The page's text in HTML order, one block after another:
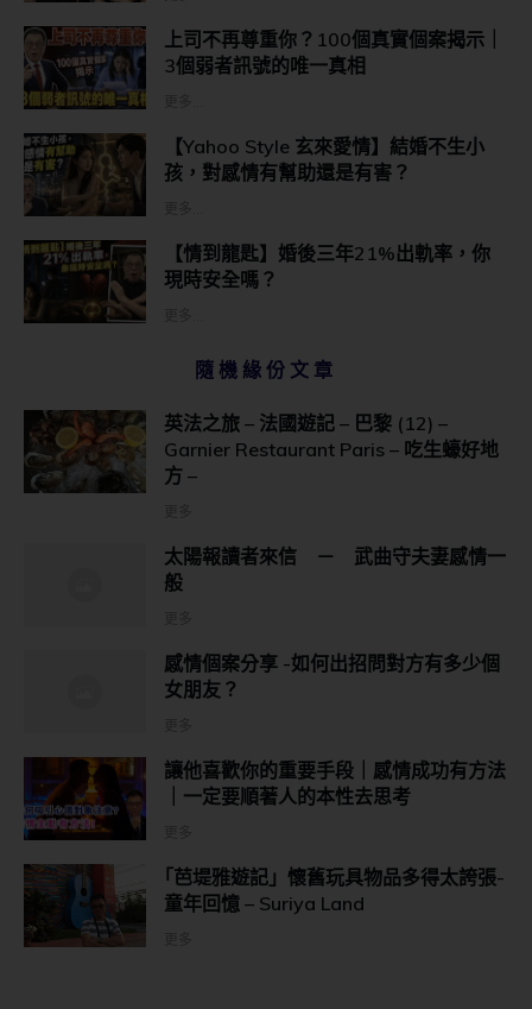
上司不再尊重你？100個真實個案揭示｜
3個弱者訊號的唯一真相
【Yahoo Style 玄來愛情】結婚不生小
孩，對感情有幫助還是有害？
【情到龍匙】婚後三年21%出軌率，你
現時安全嗎？
隨機緣份文章
英法之旅 – 法國遊記 – 巴黎 (12) –
Garnier Restaurant Paris – 吃生蠔好地
方 –
太陽報讀者來信 － 武曲守夫妻感情一
般
感情個案分享 -如何出招問對方有多少個
女朋友？
讓他喜歡你的重要手段｜感情成功有方法
｜一定要順著人的本性去思考
｢芭堤雅遊記」懷舊玩具物品多得太誇張-
童年回憶 – Suriya Land